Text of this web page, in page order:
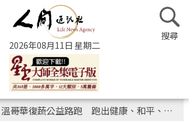
2026年08月11日 星期二
溫哥華復蔬公益路跑 跑出健康、和平、跑出愛